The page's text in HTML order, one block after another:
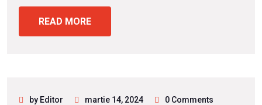
READ MORE
by Editor martie 14, 2024
0 Comments